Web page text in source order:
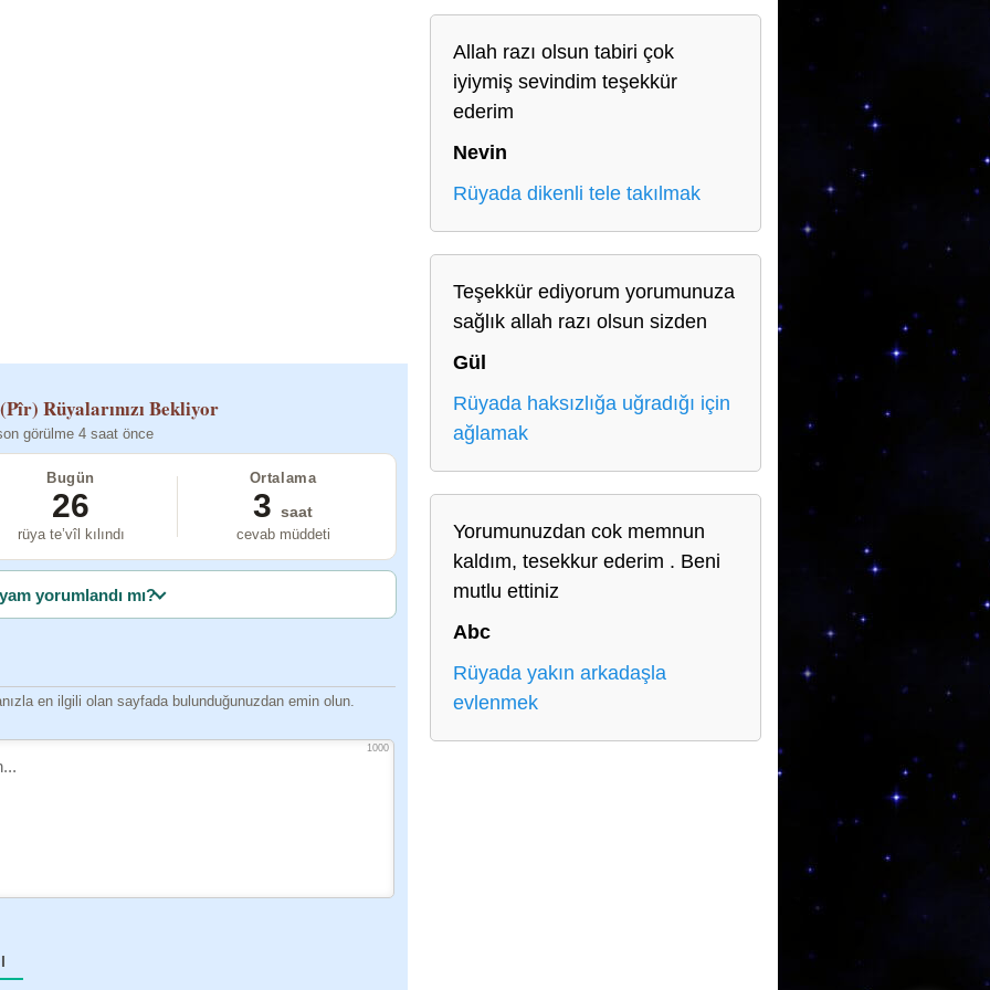
Rüyalarınızı Bekliyor
görülme 4 saat önce
Bugün
26
rüya te’vîl kılındı
Ortalama
3 saat
cevab müddeti
yorumlandı mı?
en ilgili olan sayfada bulunduğunuzdan emin olun.
1000
Allah razı olsun tabiri çok
iyiymiş sevindim teşekkür
ederim
Nevin
Rüyada dikenli tele takılmak
Teşekkür ediyorum yorumunuza
sağlık allah razı olsun sizden
Gül
Rüyada haksızlığa uğradığı için
ağlamak
Yorumunuzdan cok memnun
kaldım, tesekkur ederim . Beni
mutlu ettiniz
Abc
Rüyada yakın arkadaşla
evlenmek